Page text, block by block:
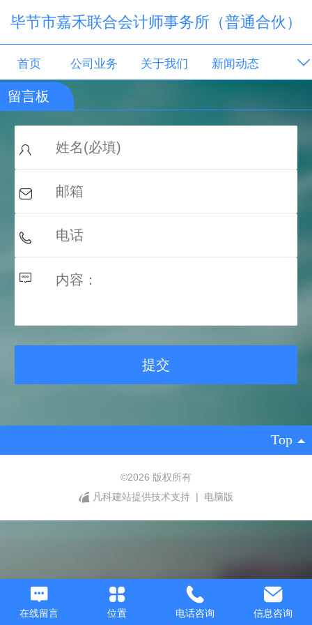
毕节市嘉禾联合会计师事务所（普通合伙）
首页 公司业务 关于我们 新闻动态
留言板
留言板
Top
©2026 版权所有
凡科建站提供技术支持
| 电脑版
在线留言 位置 电话咨询 信息咨询